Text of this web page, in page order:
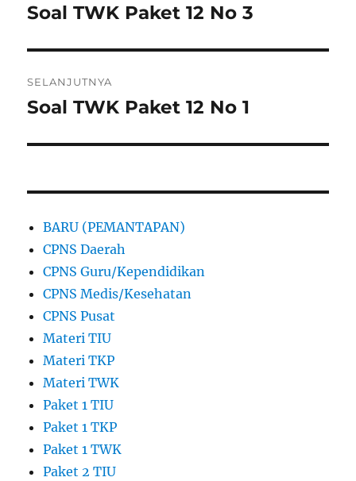
pos
Pos
Soal TWK Paket 12 No 3
SELANJUTNYA
Pos
Soal TWK Paket 12 No 1
BARU (PEMANTAPAN)
CPNS Daerah
CPNS Guru/Kependidikan
CPNS Medis/Kesehatan
CPNS Pusat
Materi TIU
Materi TKP
Materi TWK
Paket 1 TIU
Paket 1 TKP
Paket 1 TWK
Paket 2 TIU